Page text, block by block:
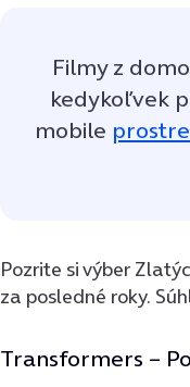
Filmy z
kedykoľvek
mobile
Pozrite si výber
za posledné roky.
Transformers –